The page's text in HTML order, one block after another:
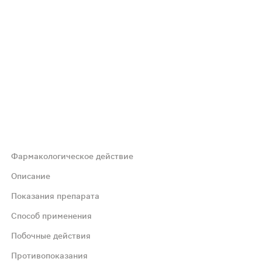
сосудистой системы, укреплению сосудистых
гипотензивным действием и способствующей:
Фармакологическое действие
Описание
Показания препарата
Способ применения
Побочные действия
Противопоказания